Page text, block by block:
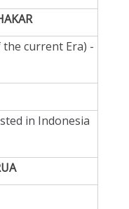
current Era) -
in Indonesia